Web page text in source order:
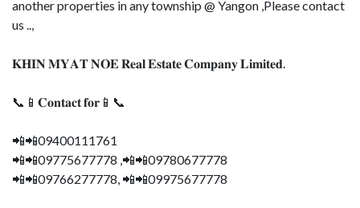
another properties in any township @ Yangon ,Please contact
us ..,
𝐊𝐇𝐈𝐍 𝐌𝐘𝐀𝐓 𝐍𝐎𝐄 𝐑𝐞𝐚𝐥 𝐄𝐬𝐭𝐚𝐭𝐞 𝐂𝐨𝐦𝐩𝐚𝐧𝐲 𝐋𝐢𝐦𝐢𝐭𝐞𝐝.
📞📱𝐂𝐨𝐧𝐭𝐚𝐜𝐭 𝐟𝐨𝐫📱📞
📲📲09400111761
📲📲09775677778 ,📲📲09780677778
📲📲09766277778, 📲📲09975677778